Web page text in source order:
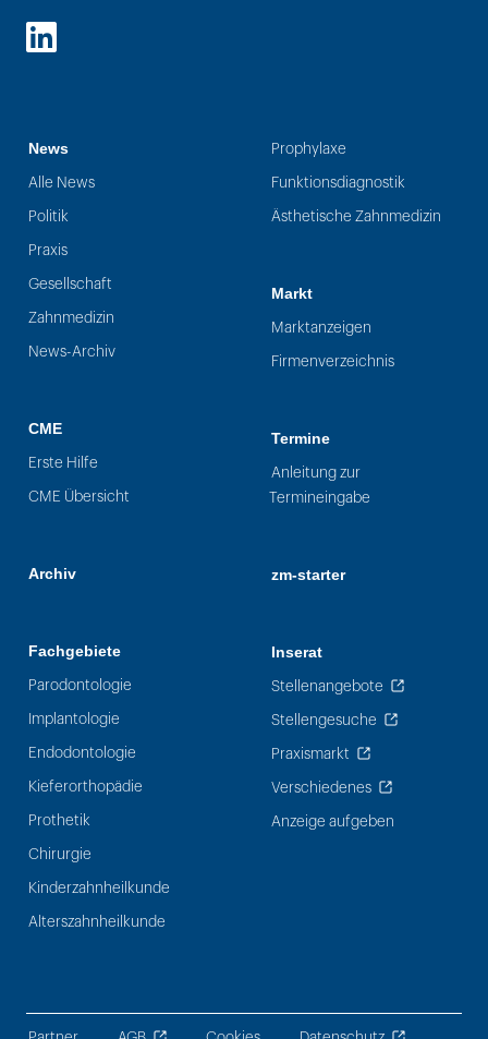
LinkedIn
News
Alle News
Politik
Praxis
Gesellschaft
Zahnmedizin
News-Archiv
CME
Erste Hilfe
CME Übersicht
Archiv
Fachgebiete
Parodontologie
Implantologie
Endodontologie
Kieferorthopädie
Prothetik
Chirurgie
Kinderzahnheilkunde
Alterszahnheilkunde
Prophylaxe
Funktionsdiagnostik
Ästhetische Zahnmedizin
Markt
Marktanzeigen
Firmenverzeichnis
Termine
Anleitung zur
Termineingabe
zm-starter
Inserat
Stellenangebote
Stellengesuche
Praxismarkt
Verschiedenes
Anzeige aufgeben